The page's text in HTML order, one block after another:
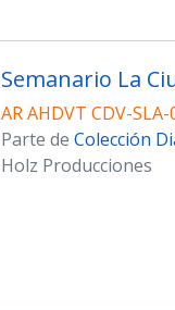
Semanario La
AR AHDVT CDV-SLA-
Parte de Colección
Holz Producciones